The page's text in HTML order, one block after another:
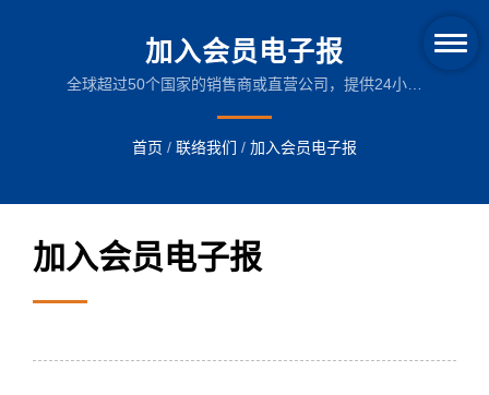
加入会员电子报
全球超过50个国家的销售商或直营公司，提供24小时
少沟通失误并争取时间效率。
首页 / 联络我们 / 加入会员电子报
加入会员电子报